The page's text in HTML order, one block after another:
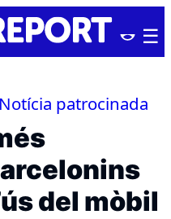
Notícia patrocinada
del mòbil